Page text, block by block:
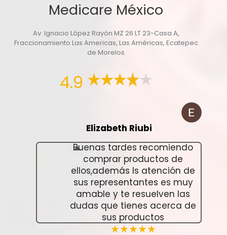
Medicare México
Av. Ignacio López Rayón MZ 26 LT 23-Casa A,
Fraccionamiento Las Americas, Las Américas, Ecatepec
de Morelos
4.9
Elizabeth Riubi
Buenas tardes recomiendo
comprar productos de
ellos,además ls atención de
sus representantes es muy
amable y te resuelven las
dudas que tienes acerca de
sus productos
★★★★★